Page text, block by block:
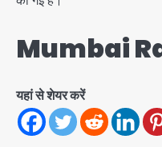
Mumbai
यहां से शेयर करें